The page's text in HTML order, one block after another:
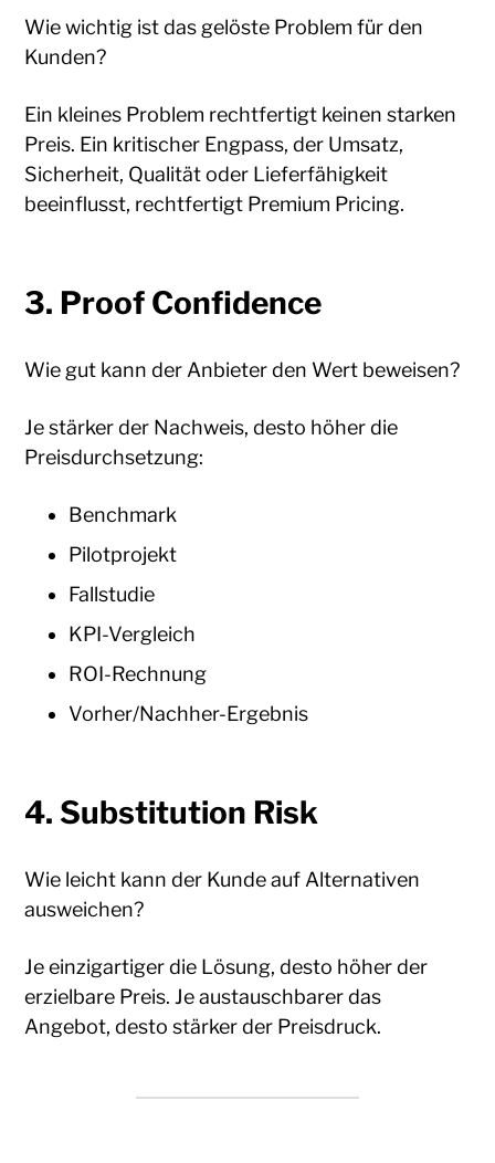
Wie wichtig ist das gelöste Problem für den
Kunden?
Ein kleines Problem rechtfertigt keinen starken
Preis. Ein kritischer Engpass, der Umsatz,
Sicherheit, Qualität oder Lieferfähigkeit
beeinflusst, rechtfertigt Premium Pricing.
3. Proof Confidence
Wie gut kann der Anbieter den Wert beweisen?
Je stärker der Nachweis, desto höher die
Preisdurchsetzung:
Benchmark
Pilotprojekt
Fallstudie
KPI-Vergleich
ROI-Rechnung
Vorher/Nachher-Ergebnis
4. Substitution Risk
Wie leicht kann der Kunde auf Alternativen
ausweichen?
Je einzigartiger die Lösung, desto höher der
erzielbare Preis. Je austauschbarer das
Angebot, desto stärker der Preisdruck.